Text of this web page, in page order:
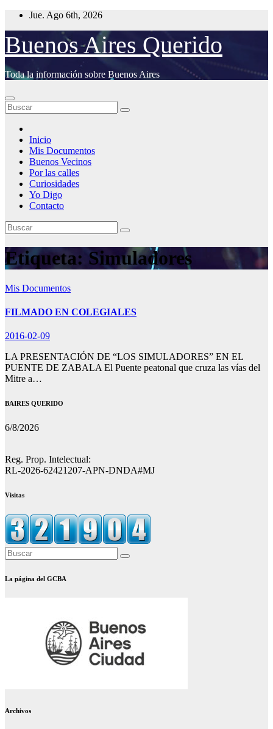
Saltar
contenido
Jue. Ago 6th, 2026
Buenos Aires Querido
Toda la información sobre Buenos Aires
Inicio
Mis Documentos
Buenos Vecinos
Por las calles
Curiosidades
Yo Digo
Contacto
Etiqueta: Simuladores
Mis Documentos
FILMADO EN COLEGIALES
2016-02-09
LA PRESENTACIÓN DE “LOS SIMULADORES” EN EL
PUENTE DE ZABALA El Puente peatonal que cruza las vías del
Mitre a…
BAIRES QUERIDO
6/8/2026
Reg. Prop. Intelectual:
RL-2026-62421207-APN-DNDA#MJ
Visitas
La página del GCBA
Archivos